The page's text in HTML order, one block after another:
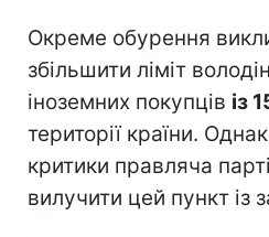
Окреме обурення
збільшити ліміт
іноземних покупців із
території країни.
критики правляча
вилучити цей пункт із